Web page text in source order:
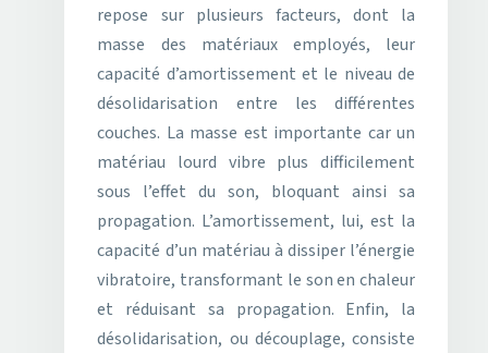
repose sur plusieurs facteurs, dont la
masse des matériaux employés, leur
capacité d’amortissement et le niveau de
désolidarisation entre les différentes
couches. La masse est importante car un
matériau lourd vibre plus difficilement
sous l’effet du son, bloquant ainsi sa
propagation. L’amortissement, lui, est la
capacité d’un matériau à dissiper l’énergie
vibratoire, transformant le son en chaleur
et réduisant sa propagation. Enfin, la
désolidarisation, ou découplage, consiste